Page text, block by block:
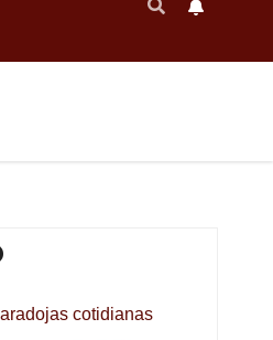
cotidianas